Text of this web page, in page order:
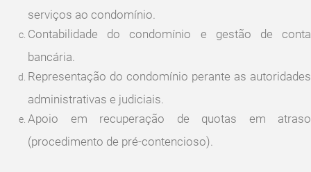
serviços ao condomínio.
Contabilidade do condomínio e gestão de conta
bancária.
Representação do condomínio perante as autoridades
administrativas e judiciais.
Apoio em recuperação de quotas em atraso
(procedimento de pré-contencioso).